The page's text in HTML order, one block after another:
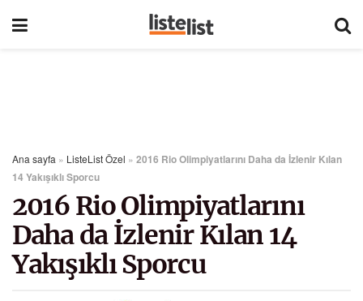
Ana sayfa » ListeList Özel » 2016 Rio Olimpiyatlarını Daha da İzlenir Kılan
14 Yakışıklı Sporcu
2016 Rio Olimpiyatlarını
Daha da İzlenir Kılan 14
Yakışıklı Sporcu